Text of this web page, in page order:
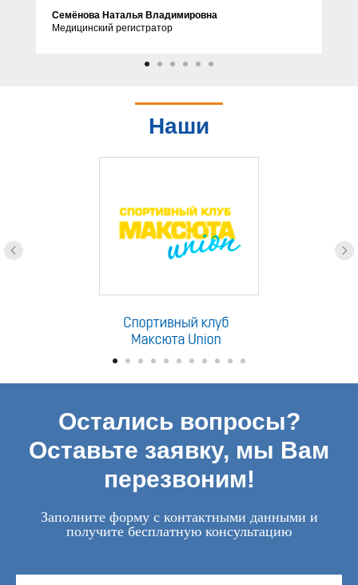
Семёнова Наталья Владимировна
Медицинский регистратор
Наши
Остались вопросы?
Оставьте заявку, мы Вам
перезвоним!
Заполните форму с контактными данными и
получите бесплатную консультацию